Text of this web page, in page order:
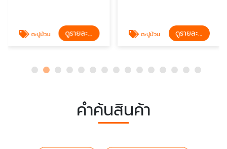
ตะปูม้วน ดูรายละเอียด ตะปูม้วน ดูรายละเอียด
คำค้นสินค้า